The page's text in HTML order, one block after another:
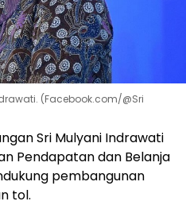
(Facebook.com/@Sri
Sri Mulyani Indrawati
Pendapatan dan Belanja
pembangunan
tol.